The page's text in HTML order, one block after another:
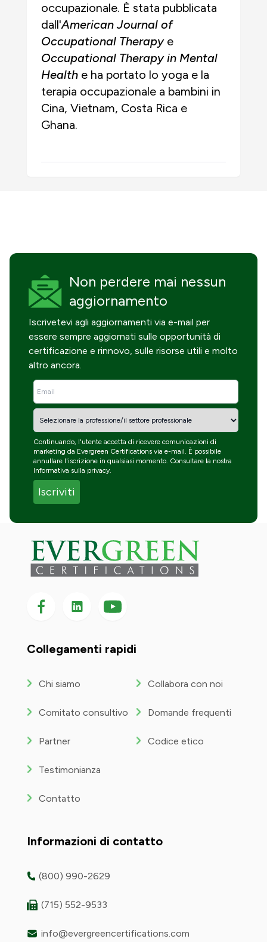
occupazionale. È stata pubblicata
dall'American Journal of
Occupational Therapy e
Occupational Therapy in Mental
Health e ha portato lo yoga e la
terapia occupazionale a bambini in
Cina, Vietnam, Costa Rica e
Ghana.
Non perdere mai nessun
aggiornamento
Iscrivetevi agli aggiornamenti via e-mail per
essere sempre aggiornati sulle opportunità di
certificazione e rinnovo, sulle risorse utili e molto
altro ancora.
Continuando, l'utente accetta di ricevere comunicazioni di
marketing da Evergreen Certifications via e-mail. È possibile
annullare l'iscrizione in qualsiasi momento. Consultare la nostra
Informativa sulla privacy.
Seguici su Facebook
Seguici su LinkedIn
Seguici
su
Collegamenti rapidi
Chi siamo
Comitato consultivo
Partner
Testimonianza
Contatto
Collabora con noi
Domande frequenti
Codice etico
Informazioni di contatto
(800) 990-2629
(715) 552-9533
info@evergreencertifications.com